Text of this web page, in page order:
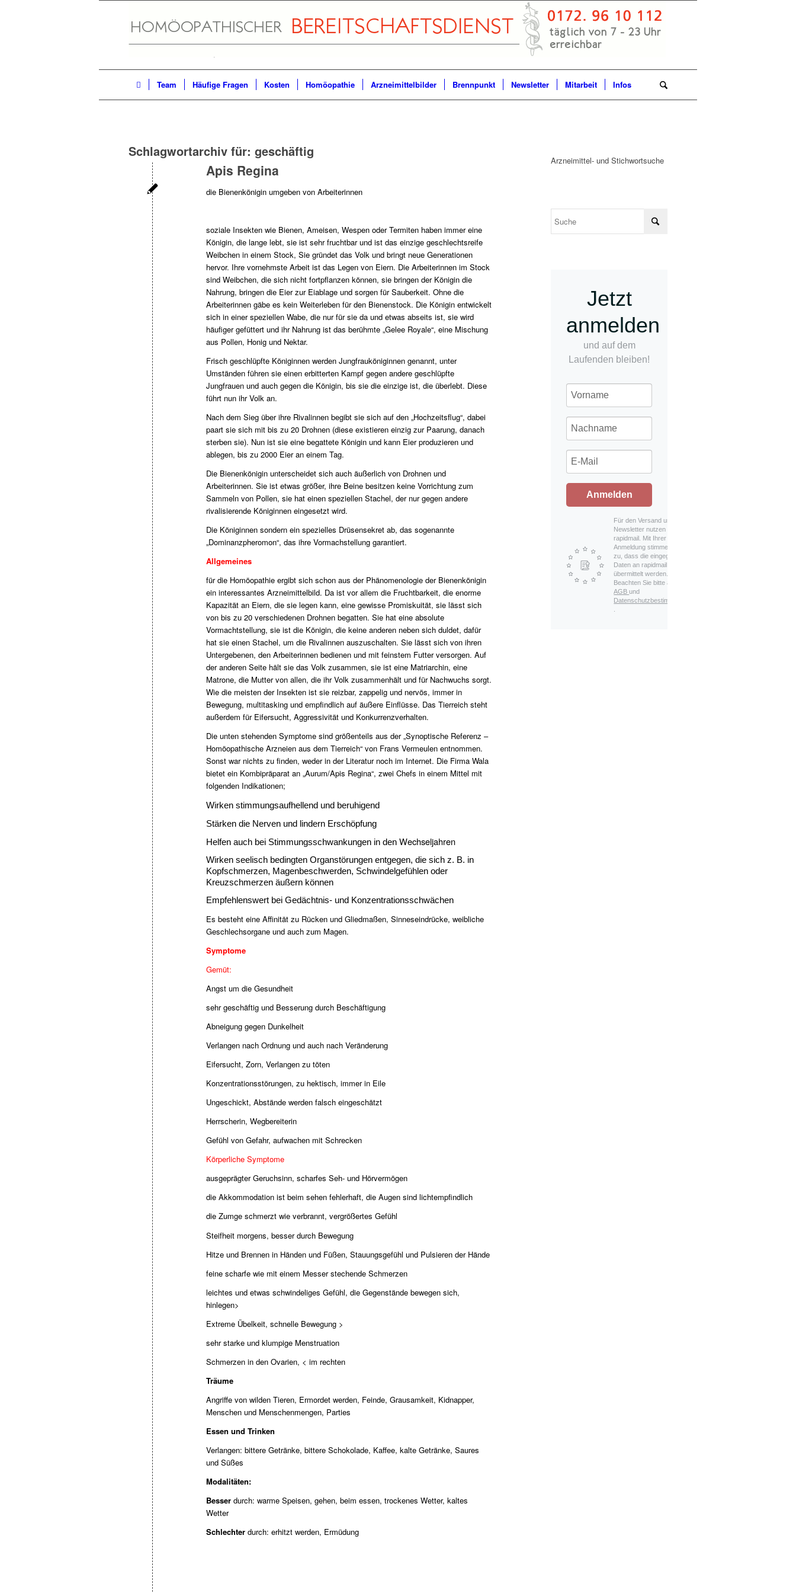
Team Häufige Fragen Kosten Homöopathie Arzneimittelbilder Brennpunkt Newsletter Mitarbeit Infos
Schlagwortarchiv für: geschäftig
Apis Regina
die Bienenkönigin umgeben von Arbeiterinnen
soziale Insekten wie Bienen, Ameisen, Wespen oder Termiten haben immer eine
Königin, die lange lebt, sie ist sehr fruchtbar und ist das einzige geschlechtsreife
Weibchen in einem Stock, Sie gründet das Volk und bringt neue Generationen
hervor. Ihre vornehmste Arbeit ist das Legen von Eiern. Die Arbeiterinnen im Stock
sind Weibchen, die sich nicht fortpflanzen können, sie bringen der Königin die
Nahrung, bringen die Eier zur Eiablage und sorgen für Sauberkeit. Ohne die
Arbeiterinnen gäbe es kein Weiterleben für den Bienenstock. Die Königin entwickelt
sich in einer speziellen Wabe, die nur für sie da und etwas abseits ist, sie wird
häufiger gefüttert und ihr Nahrung ist das berühmte „Gelee Royale“, eine Mischung
aus Pollen, Honig und Nektar.
Frisch geschlüpfte Königinnen werden Jungfrauköniginnen genannt, unter
Umständen führen sie einen erbitterten Kampf gegen andere geschlüpfte
Jungfrauen und auch gegen die Königin, bis sie die einzige ist, die überlebt. Diese
führt nun ihr Volk an.
Nach dem Sieg über ihre Rivalinnen begibt sie sich auf den „Hochzeitsflug“, dabei
paart sie sich mit bis zu 20 Drohnen (diese existieren einzig zur Paarung, danach
sterben sie). Nun ist sie eine begattete Königin und kann Eier produzieren und
ablegen, bis zu 2000 Eier an einem Tag.
Die Bienenkönigin unterscheidet sich auch äußerlich von Drohnen und
Arbeiterinnen. Sie ist etwas größer, ihre Beine besitzen keine Vorrichtung zum
Sammeln von Pollen, sie hat einen speziellen Stachel, der nur gegen andere
rivalisierende Königinnen eingesetzt wird.
Die Königinnen sondern ein spezielles Drüsensekret ab, das sogenannte
„Dominanzpheromon“, das ihre Vormachstellung garantiert.
Allgemeines
für die Homöopathie ergibt sich schon aus der Phänomenologie der Bienenkönigin
ein interessantes Arzneimittelbild. Da ist vor allem die Fruchtbarkeit, die enorme
Kapazität an Eiern, die sie legen kann, eine gewisse Promiskuität, sie lässt sich
von bis zu 20 verschiedenen Drohnen begatten. Sie hat eine absolute
Vormachtstellung, sie ist die Königin, die keine anderen neben sich duldet, dafür
hat sie einen Stachel, um die Rivalinnen auszuschalten. Sie lässt sich von ihren
Untergebenen, den Arbeiterinnen bedienen und mit feinstem Futter versorgen. Auf
der anderen Seite hält sie das Volk zusammen, sie ist eine Matriarchin, eine
Matrone, die Mutter von allen, die ihr Volk zusammenhält und für Nachwuchs sorgt.
Wie die meisten der Insekten ist sie reizbar, zappelig und nervös, immer in
Bewegung, multitasking und empfindlich auf äußere Einflüsse. Das Tierreich steht
außerdem für Eifersucht, Aggressivität und Konkurrenzverhalten.
Die unten stehenden Symptome sind größenteils aus der „Synoptische Referenz –
Homöopathische Arzneien aus dem Tierreich“ von Frans Vermeulen entnommen.
Sonst war nichts zu finden, weder in der Literatur noch im Internet. Die Firma Wala
bietet ein Kombipräparat an „Aurum/Apis Regina“, zwei Chefs in einem Mittel mit
folgenden Indikationen;
Wirken stimmungsaufhellend und beruhigend
Stärken die Nerven und lindern Erschöpfung
Helfen auch bei Stimmungsschwankungen in den Wechseljahren
Wirken seelisch bedingten Organstörungen entgegen, die sich z. B. in
Kopfschmerzen, Magenbeschwerden, Schwindelgefühlen oder
Kreuzschmerzen äußern können
Empfehlenswert bei Gedächtnis- und Konzentrationsschwächen
Es besteht eine Affinität zu Rücken und Gliedmaßen, Sinneseindrücke, weibliche
Geschlechsorgane und auch zum Magen.
Symptome
Gemüt:
Angst um die Gesundheit
sehr geschäftig und Besserung durch Beschäftigung
Abneigung gegen Dunkelheit
Verlangen nach Ordnung und auch nach Veränderung
Eifersucht, Zorn, Verlangen zu töten
Konzentrationsstörungen, zu hektisch, immer in Eile
Ungeschickt, Abstände werden falsch eingeschätzt
Herrscherin, Wegbereiterin
Gefühl von Gefahr, aufwachen mit Schrecken
Körperliche Symptome
ausgeprägter Geruchsinn, scharfes Seh- und Hörvermögen
die Akkommodation ist beim sehen fehlerhaft, die Augen sind lichtempfindlich
die Zumge schmerzt wie verbrannt, vergrößertes Gefühl
Steifheit morgens, besser durch Bewegung
Hitze und Brennen in Händen und Füßen, Stauungsgefühl und Pulsieren der Hände
feine scharfe wie mit einem Messer stechende Schmerzen
leichtes und etwas schwindeliges Gefühl, die Gegenstände bewegen sich,
hinlegen>
Extreme Übelkeit, schnelle Bewegung >
sehr starke und klumpige Menstruation
Schmerzen in den Ovarien, < im rechten
Träume
Angriffe von wilden Tieren, Ermordet werden, Feinde, Grausamkeit, Kidnapper,
Menschen und Menschenmengen, Parties
Essen und Trinken
Verlangen: bittere Getränke, bittere Schokolade, Kaffee, kalte Getränke, Saures
und Süßes
Modalitäten:
Besser durch: warme Speisen, gehen, beim essen, trockenes Wetter, kaltes
Wetter
Schlechter durch: erhitzt werden, Ermüdung
Arzneimittel- und Stichwortsuche
Jetzt
anmelden
und auf dem
Laufenden bleiben!
Anmelden
Für den Versand unserer
Newsletter nutzen wir
rapidmail. Mit Ihrer
Anmeldung stimmen Sie
zu, dass die eingegebenen
Daten an rapidmail
übermittelt werden.
Beachten Sie bitte auch die
AGBund
Datenschutzbestimmungen